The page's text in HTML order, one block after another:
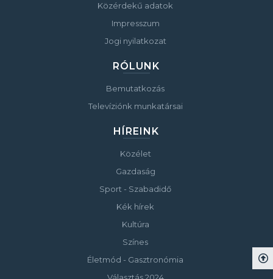
Közérdekű adatok
Impresszum
Jogi nyilatkozat
RÓLUNK
Bemutatkozás
Televíziónk munkatársai
HÍREINK
Közélet
Gazdaság
Sport - Szabadidő
Kék hírek
Kultúra
Színes
Életmód - Gasztronómia